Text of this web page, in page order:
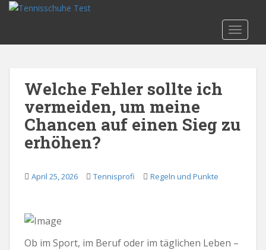
p
Welche Fehler sollte ich
vermeiden, um meine
Chancen auf einen Sieg zu
erhöhen?
April 25, 2026 Tennisprofi Regeln und Punkte
Ob im Sport, im Beruf oder im täglichen Leben –